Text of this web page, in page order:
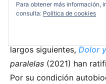
con él, daba la
manchego ya había
decir. Podíamos
largos siguientes,Dolor
paralelas (2021) han
Por su condición
Para obtener más información,
consulta: Política de cookies